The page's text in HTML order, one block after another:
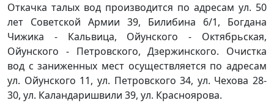
Откачка талых вод производится по адресам ул. 50
лет Советской Армии 39, Билибина 6/1, Богдана
Чижика - Кальвица, Ойунского - Октябрьская,
Ойунского - Петровского, Дзержинского. Очистка
вод с заниженных мест осуществляется по адресам
ул. Ойунского 11, ул. Петровского 34, ул. Чехова 28-
30, ул. Каландаришвили 39, ул. Красноярова.